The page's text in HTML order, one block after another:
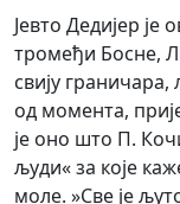
Јевто Дедијер
тромеђи Босне,
свију
од момента,
је оно што П.
људи« за које
моле. »Све је